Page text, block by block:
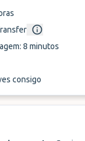
8 minutos
consigo